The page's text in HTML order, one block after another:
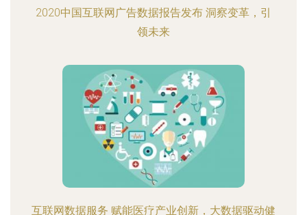
2020中国互联网广告数据报告发布 洞察变革，引
领未来
互联网数据服务 赋能医疗产业创新，大数据驱动健